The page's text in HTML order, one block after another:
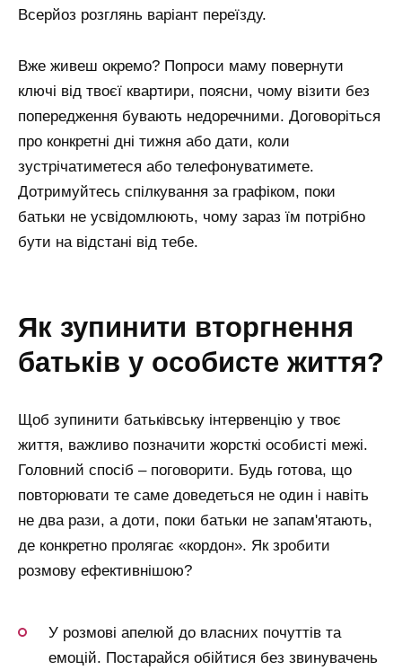
Всерйоз розглянь варіант переїзду.
Вже живеш окремо? Попроси маму повернути
ключі від твоєї квартири, поясни, чому візити без
попередження бувають недоречними. Договоріться
про конкретні дні тижня або дати, коли
зустрічатиметеся або телефонуватимете.
Дотримуйтесь спілкування за графіком, поки
батьки не усвідомлюють, чому зараз їм потрібно
бути на відстані від тебе.
як зупинити вторгнення
батьків у особисте життя?
Щоб зупинити батьківську інтервенцію у твоє
життя, важливо позначити жорсткі особисті межі.
Головний спосіб – поговорити. Будь готова, що
повторювати те саме доведеться не один і навіть
не два рази, а доти, поки батьки не запам'ятають,
де конкретно пролягає «кордон». Як зробити
розмову ефективнішою?
У розмові апелюй до власних почуттів та
емоцій. Постарайся обійтися без звинувачень